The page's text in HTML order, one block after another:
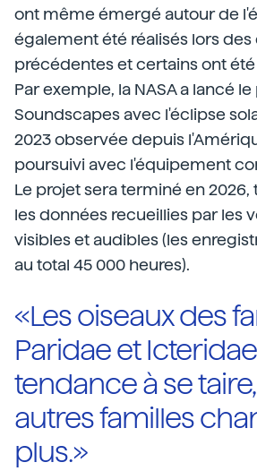
ont même émergé autour de
également été réalisés lors des
précédentes et certains ont
Par exemple, la NASA a lancé
Soundscapes avec l'éclipse
2023 observée depuis
poursuivi avec l'équipement
Le projet sera terminé en
les données recueillies par les
visibles et audibles (les
au total 45 000 heures).
«Les oiseaux des
Paridae et
tendance à se
autres familles
plus.»